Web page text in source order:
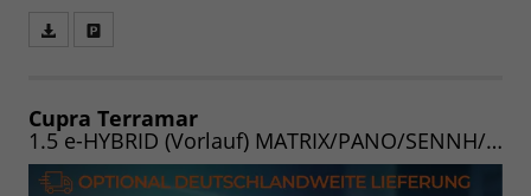
speichern/drucken
Cupra Terramar
1.5 e-HYBRID (Vorlauf) MATRIX/PANO/SENNH/AHK/INTELLI/EDGE/WINTER/20"/UVM.